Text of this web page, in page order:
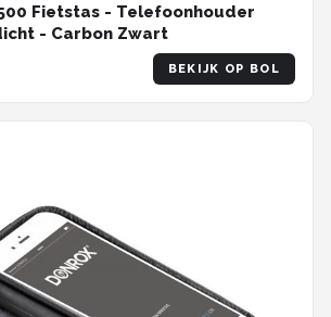
Fietstas - Telefoonhouder
- Carbon Zwart
BEKIJK OP BOL